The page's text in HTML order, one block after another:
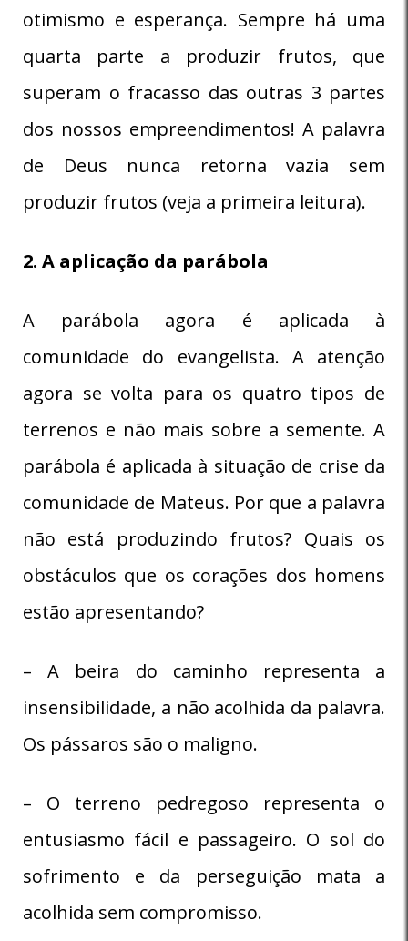
otimismo e esperança. Sempre há uma
quarta parte a produzir frutos, que
superam o fracasso das outras 3 partes
dos nossos empreendimentos! A palavra
de Deus nunca retorna vazia sem
produzir frutos (veja a primeira leitura).
2. A aplicação da parábola
A parábola agora é aplicada à
comunidade do evangelista. A atenção
agora se volta para os quatro tipos de
terrenos e não mais sobre a semente. A
parábola é aplicada à situação de crise da
comunidade de Mateus. Por que a palavra
não está produzindo frutos? Quais os
obstáculos que os corações dos homens
estão apresentando?
– A beira do caminho representa a
insensibilidade, a não acolhida da palavra.
Os pássaros são o maligno.
– O terreno pedregoso representa o
entusiasmo fácil e passageiro. O sol do
sofrimento e da perseguição mata a
acolhida sem compromisso.